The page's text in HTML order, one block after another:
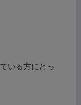
いる方にとっ